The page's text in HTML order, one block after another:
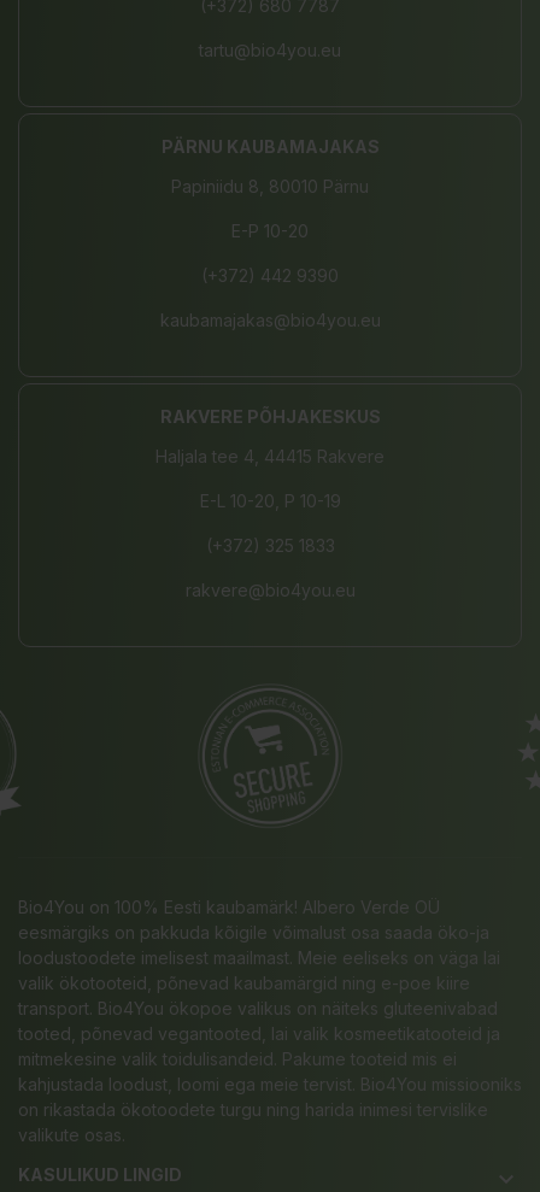
(+372) 680 7787
tartu@bio4you.eu
PÄRNU KAUBAMAJAKAS
Papiniidu 8, 80010 Pärnu
E-P 10-20
(+372) 442 9390
kaubamajakas@bio4you.eu
RAKVERE PÕHJAKESKUS
Haljala tee 4, 44415 Rakvere
E-L 10-20, P 10-19
(+372) 325 1833
rakvere@bio4you.eu
Bio4You on 100% Eesti kaubamärk! Albero Verde OÜ
eesmärgiks on pakkuda kõigile võimalust osa saada öko-ja
loodustoodete imelisest maailmast. Meie eeliseks on väga lai
valik ökotooteid, põnevad kaubamärgid ning e-poe kiire
transport. Bio4You ökopoe valikus on näiteks gluteenivabad
tooted, põnevad vegantooted, lai valik kosmeetikatooteid ja
mitmekesine valik toidulisandeid. Pakume tooteid mis ei
kahjustada loodust, loomi ega meie tervist. Bio4You missiooniks
on rikastada ökotoodete turgu ning harida inimesi tervislike
valikute osas.
KASULIKUD LINGID
keyboard_arrow_down